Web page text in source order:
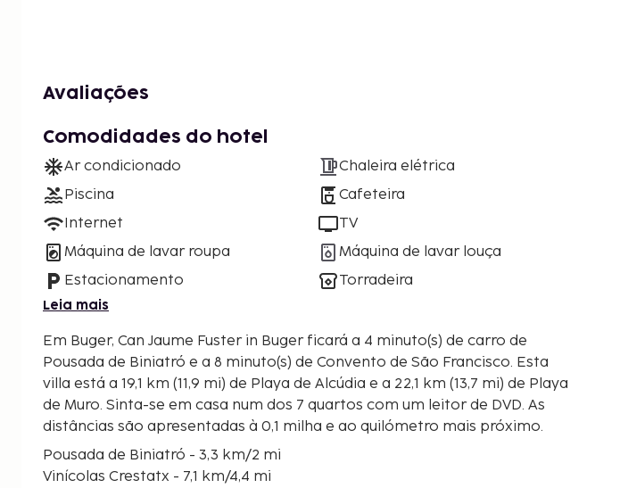
Avaliações
Comodidades do hotel
Ar condicionado
Piscina
Internet
Máquina de lavar roupa
Estacionamento
Chaleira elétrica
Cafeteira
TV
Máquina de lavar louça
Torradeira
Leia mais
Em Buger, Can Jaume Fuster in Buger ficará a 4 minuto(s) de carro de
Pousada de Biniatró e a 8 minuto(s) de Convento de São Francisco. Esta
villa está a 19,1 km (11,9 mi) de Playa de Alcúdia e a 22,1 km (13,7 mi) de Playa
de Muro. Sinta-se em casa num dos 7 quartos com um leitor de DVD. As
distâncias são apresentadas à 0,1 milha e ao quilómetro mais próximo.
Pousada de Biniatró - 3,3 km/2 mi
Vinícolas Crestatx - 7,1 km/4,4 mi